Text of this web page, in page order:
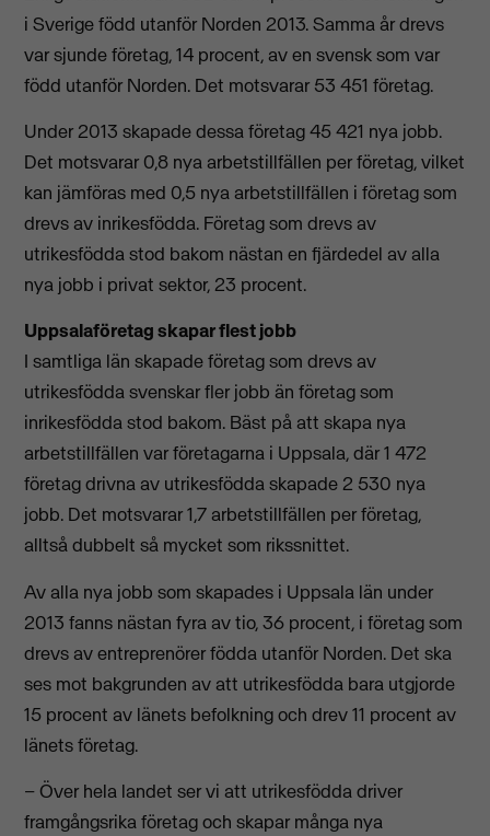
i Sverige född utanför Norden 2013. Samma år drevs
var sjunde företag, 14 procent, av en svensk som var
född utanför Norden. Det motsvarar 53 451 företag.
Under 2013 skapade dessa företag 45 421 nya jobb.
Det motsvarar 0,8 nya arbetstillfällen per företag, vilket
kan jämföras med 0,5 nya arbetstillfällen i företag som
drevs av inrikesfödda. Företag som drevs av
utrikesfödda stod bakom nästan en fjärdedel av alla
nya jobb i privat sektor, 23 procent.
Uppsalaföretag skapar flest jobb
I samtliga län skapade företag som drevs av
utrikesfödda svenskar fler jobb än företag som
inrikesfödda stod bakom. Bäst på att skapa nya
arbetstillfällen var företagarna i Uppsala, där 1 472
företag drivna av utrikesfödda skapade 2 530 nya
jobb. Det motsvarar 1,7 arbetstillfällen per företag,
alltså dubbelt så mycket som rikssnittet.
Av alla nya jobb som skapades i Uppsala län under
2013 fanns nästan fyra av tio, 36 procent, i företag som
drevs av entreprenörer födda utanför Norden. Det ska
ses mot bakgrunden av att utrikesfödda bara utgjorde
15 procent av länets befolkning och drev 11 procent av
länets företag.
– Över hela landet ser vi att utrikesfödda driver
framgångsrika företag och skapar många nya